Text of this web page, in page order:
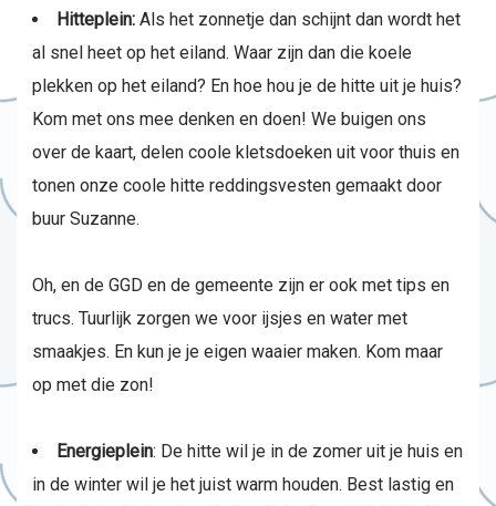
Hitteplein: Als het zonnetje dan schijnt dan wordt het
al snel heet op het eiland. Waar zijn dan die koele
plekken op het eiland? En hoe hou je de hitte uit je huis?
Kom met ons mee denken en doen! We buigen ons
over de kaart, delen coole kletsdoeken uit voor thuis en
tonen onze coole hitte reddingsvesten gemaakt door
buur Suzanne.
Oh, en de GGD en de gemeente zijn er ook met tips en
trucs. Tuurlijk zorgen we voor ijsjes en water met
smaakjes. En kun je je eigen waaier maken. Kom maar
op met die zon!
Energieplein: De hitte wil je in de zomer uit je huis en
in de winter wil je het juist warm houden. Best lastig en